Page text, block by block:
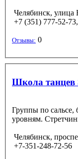
Челябинск, улица
+7 (351) 777-52-
Отзывы: 0
Школа танцев
Группы по сальсе,
уровням.
Челябинск,
+7-351-248-72-56